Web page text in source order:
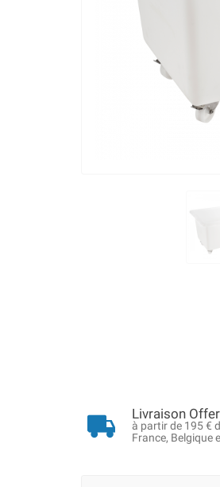
Livraison
à partir de 195 €
France, Belgique